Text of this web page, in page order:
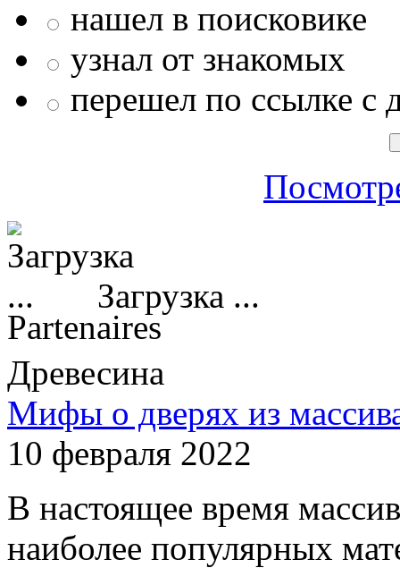
нашел в поисковике
узнал от знакомых
перешел по ссылке с
Загрузка ...
Partenaires
Древесина
Мифы о дверях из
10 февраля 2022
В настоящее время
наиболее популярных